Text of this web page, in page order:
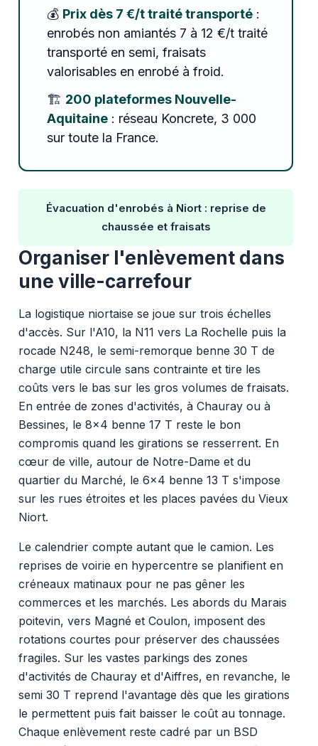
💰 Prix dès 7 €/t traité transporté:
enrobés non amiantés 7 à 12 €/t traité
transporté en semi, fraisats
valorisables en enrobé à froid.
🏗️ 200 plateformes Nouvelle-
Aquitaine: réseau Koncrete, 3 000
sur toute la France.
Évacuation d'enrobés à Niort : reprise de
chaussée et fraisats
Organiser l'enlèvement dans
une ville-carrefour
La logistique niortaise se joue sur trois échelles
d'accès. Sur l'A10, la N11 vers La Rochelle puis la
rocade N248, le semi-remorque benne 30 T de
charge utile circule sans contrainte et tire les
coûts vers le bas sur les gros volumes de fraisats.
En entrée de zones d'activités, à Chauray ou à
Bessines, le 8x4 benne 17 T reste le bon
compromis quand les girations se resserrent. En
cœur de ville, autour de Notre-Dame et du
quartier du Marché, le 6x4 benne 13 T s'impose
sur les rues étroites et les places pavées du Vieux
Niort.
Le calendrier compte autant que le camion. Les
reprises de voirie en hypercentre se planifient en
créneaux matinaux pour ne pas gêner les
commerces et les marchés. Les abords du Marais
poitevin, vers Magné et Coulon, imposent des
rotations courtes pour préserver des chaussées
fragiles. Sur les vastes parkings des zones
d'activités de Chauray et d'Aiffres, en revanche, le
semi 30 T reprend l'avantage dès que les girations
le permettent puis fait baisser le coût au tonnage.
Chaque enlèvement reste cadré par un BSD